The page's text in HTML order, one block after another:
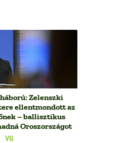
VG
Zelenszki
ellentmondott az
– ballisztikus
Oroszországot